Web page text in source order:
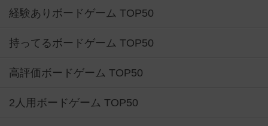
経験ありボードゲーム TOP50
持ってるボードゲーム TOP50
高評価ボードゲーム TOP50
2人用ボードゲーム TOP50